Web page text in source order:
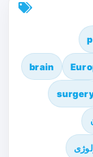
brain